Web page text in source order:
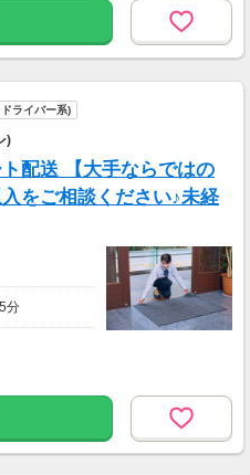
ライバー系)
)
配送 【大手ならではの
をご相談ください♪未経
分